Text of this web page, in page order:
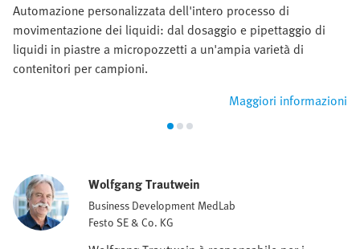
Automazione personalizzata dell'intero processo di
movimentazione dei liquidi: dal dosaggio e pipettaggio di
liquidi in piastre a micropozzetti a un'ampia varietà di
contenitori per campioni.
Maggiori informazioni
Wolfgang Trautwein
Business Development MedLab
Festo SE & Co. KG